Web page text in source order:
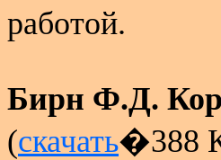
работой.
Бирн Ф.Д.
(скачать�388